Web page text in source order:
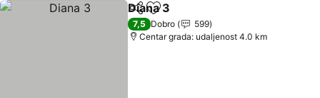
Deli Dodati u favorite
Diana 3
7,5 Dobro
599
Centar grada: udaljenost 4.0 km